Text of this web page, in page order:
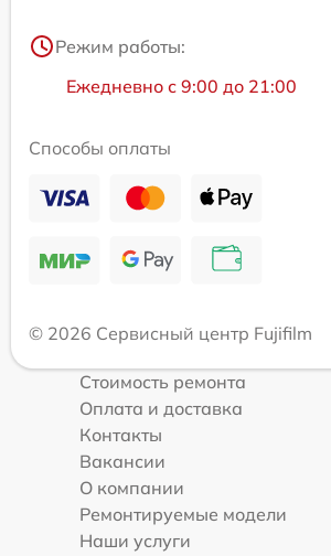
Режим работы:
Ежедневно с 9:00 до 21:00
Способы оплаты
© 2026 Сервисный центр Fujifilm
Стоимость ремонта
Оплата и доставка
Контакты
Вакансии
О компании
Ремонтируемые модели
Наши услуги